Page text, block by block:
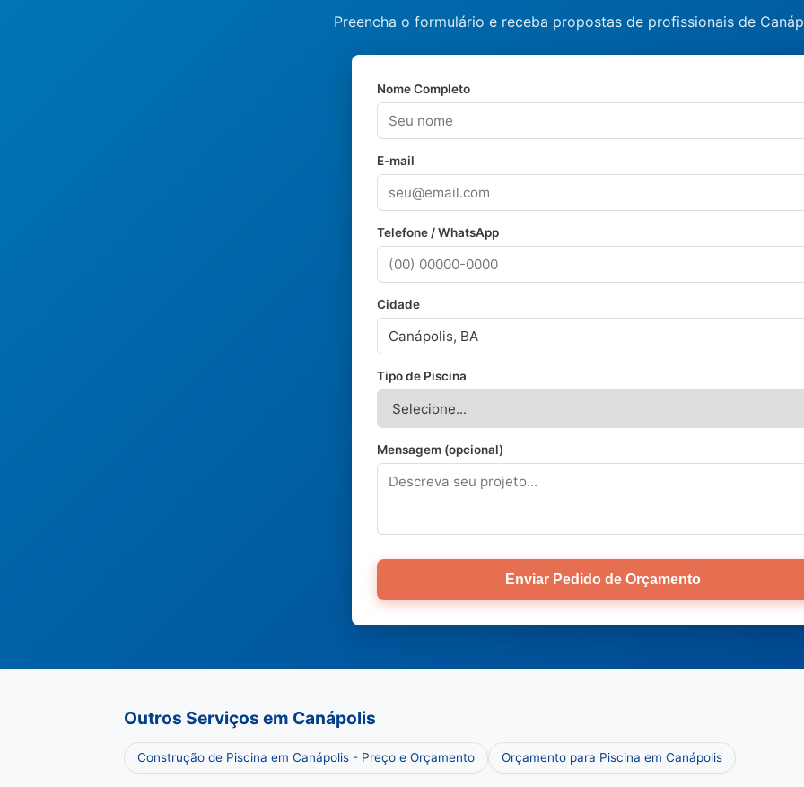
Preencha o formulário e receba propostas de profissionais de
Nome Completo
E-mail
Telefone / WhatsApp
Cidade
Tipo de Piscina
Mensagem (opcional)
Enviar Pedido de Orçamento
Outros Serviços em Canápolis
Construção de Piscina em Canápolis - Preço e Orçamento Orçamento para Piscina em Canápolis